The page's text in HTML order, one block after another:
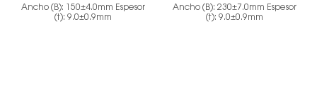
Ancho (B): 150±4.0mm Espesor
(t): 9.0±0.9mm
Ancho (B): 230±7.0mm Espesor
(t): 9.0±0.9mm